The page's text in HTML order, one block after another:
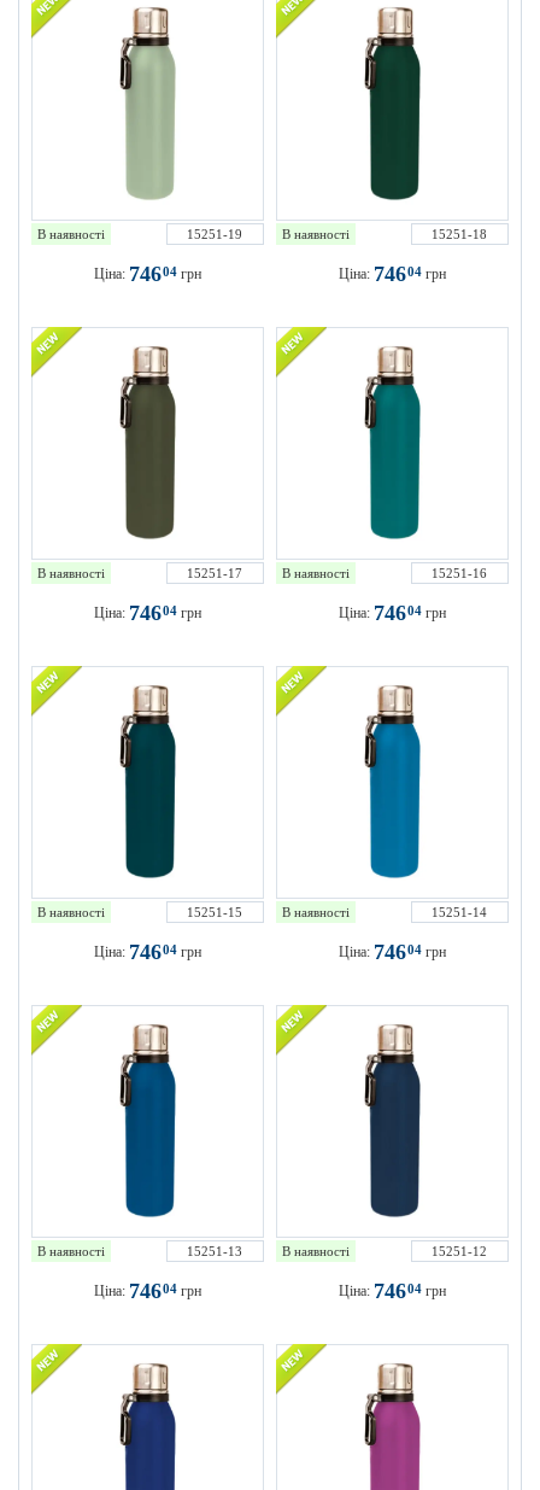
В наявності 15251-19
Ціна: 74604 грн
В наявності 15251-18
Ціна: 74604 грн
В наявності 15251-17
Ціна: 74604 грн
В наявності 15251-16
Ціна: 74604 грн
В наявності 15251-15
Ціна: 74604 грн
В наявності 15251-14
Ціна: 74604 грн
В наявності 15251-13
Ціна: 74604 грн
В наявності 15251-12
Ціна: 74604 грн